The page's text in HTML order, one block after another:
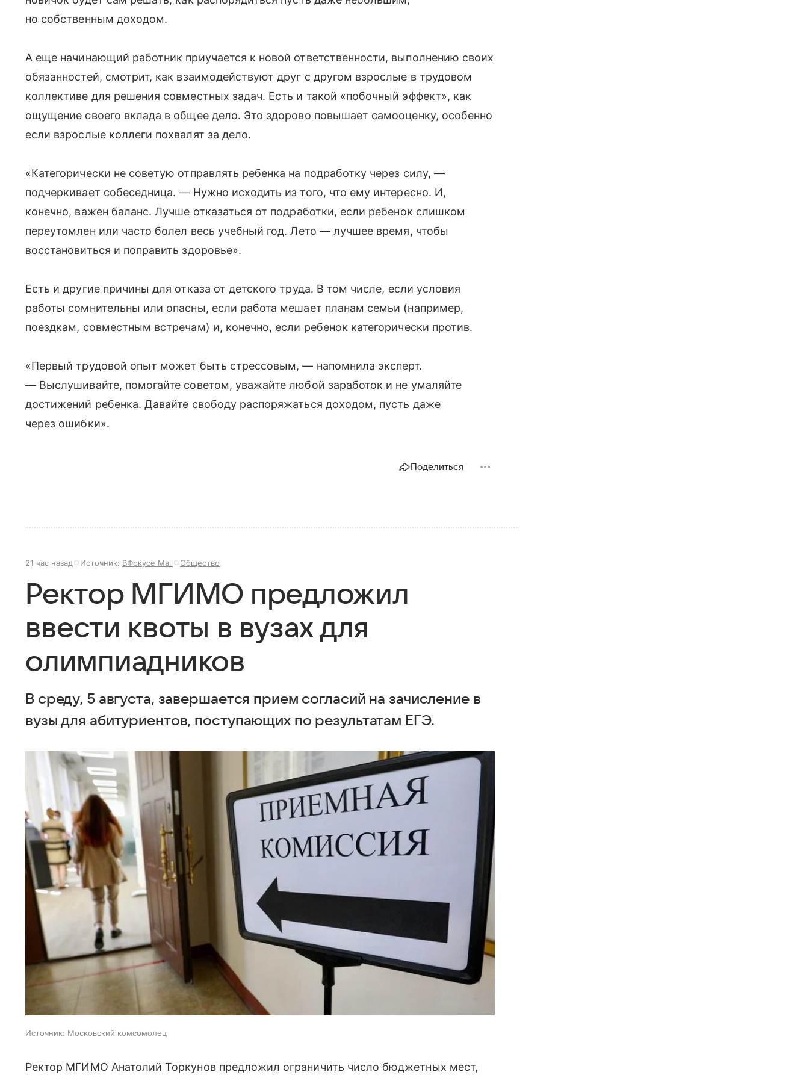
но собственным доходом.
А еще начинающий работник приучается к новой ответственности, выполнению своих
обязанностей, смотрит, как взаимодействуют друг с другом взрослые в трудовом
коллективе для решения совместных задач. Есть и такой «побочный эффект», как
ощущение своего вклада в общее дело. Это здорово повышает самооценку, особенно
если взрослые коллеги похвалят за дело.
«Категорически не советую отправлять ребенка на подработку через силу, —
подчеркивает собеседница. — Нужно исходить из того, что ему интересно. И,
конечно, важен баланс. Лучше отказаться от подработки, если ребенок слишком
переутомлен или часто болел весь учебный год. Лето — лучшее время, чтобы
восстановиться и поправить здоровье».
Есть и другие причины для отказа от детского труда. В том числе, если условия
работы сомнительны или опасны, если работа мешает планам семьи (например,
поездкам, совместным встречам) и, конечно, если ребенок категорически против.
«Первый трудовой опыт может быть стрессовым, — напомнила эксперт.
— Выслушивайте, помогайте советом, уважайте любой заработок и не умаляйте
достижений ребенка. Давайте свободу распоряжаться доходом, пусть даже
через ошибки».
Поделиться
21 час назад Источник: ВФокусе Mail Общество
Ректор МГИМО предложил
ввести квоты в вузах для
олимпиадников
В среду, 5 августа, завершается прием согласий на зачисление в
вузы для абитуриентов, поступающих по результатам ЕГЭ.
Источник: Московский комсомолец
Ректор МГИМО Анатолий Торкунов предложил ограничить число бюджетных мест,